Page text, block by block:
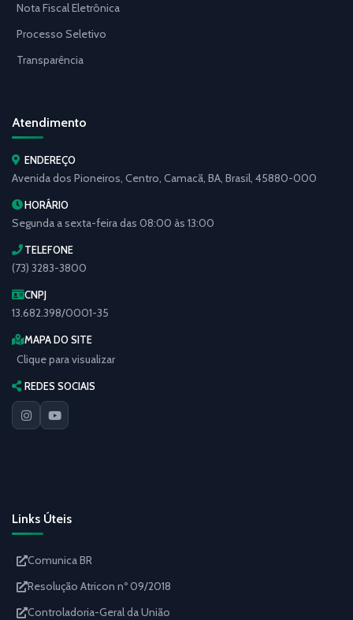
Nota Fiscal Eletrônica
Processo Seletivo
Transparência
Atendimento
ENDEREÇO
Avenida dos Pioneiros, Centro, Camacã, BA, Brasil, 45880-000
HORÁRIO
Segunda a sexta-feira das 08:00 às 13:00
TELEFONE
(73) 3283-3800
CNPJ
13.682.398/0001-35
MAPA DO SITE
Clique para visualizar
REDES SOCIAIS
Links Úteis
Comunica BR
Resolução Atricon nº 09/2018
Controladoria-Geral da União